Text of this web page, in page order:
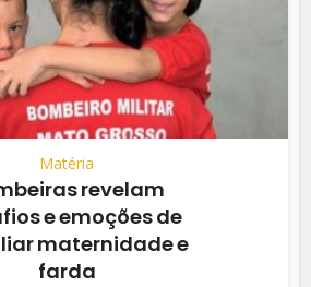
Matéria
revelam
e emoções de
maternidade e
farda